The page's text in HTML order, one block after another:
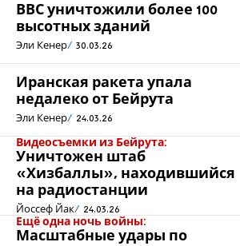
ВВС уничтожили более 100
высотных зданий
Эли Кенер 30.03.26
Иранская ракета упала
недалеко от Бейрута
Эли Кенер 24.03.26
Видеосъемки из Бейрута:
Уничтожен штаб
«Хизбаллы», находившийся
на радиостанции
Йоссеф Йак 24.03.26
Ещё одна ночь войны:
Масштабные удары по